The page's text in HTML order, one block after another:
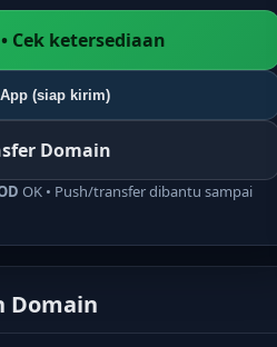
Cek ketersediaan
(siap kirim)
Domain
OK • Push/transfer dibantu sampai
Domain